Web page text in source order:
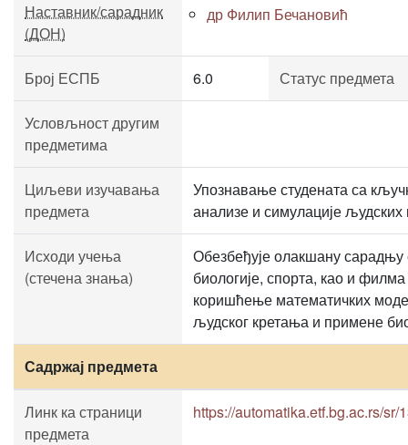
Наставник/сарадник
(ДОН)
др Филип Бечановић
Број ЕСПБ 6.0 Статус предмета
Условљност другим
предметима
Циљеви изучавања
предмета
Упознавање студената са
анализе и симулације људских
Исходи учења
(стечена знања)
Обезбеђује олакшану
биологије, спорта, као и
коришћење математичких
људског кретања и примене
Садржај предмета
Линк ка страници
предмета
https://automatika.etf.bg.ac.rs/sr/